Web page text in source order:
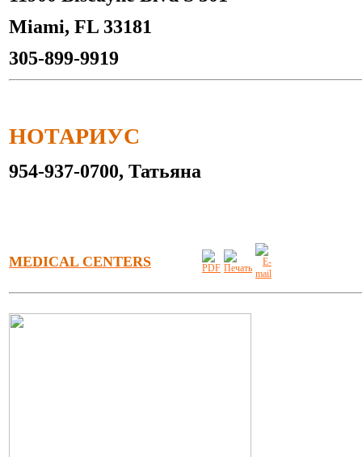
Miami, FL 33181
305-899-9919
НОТАРИУС
954-937-0700, Татьяна
MEDICAL CENTERS